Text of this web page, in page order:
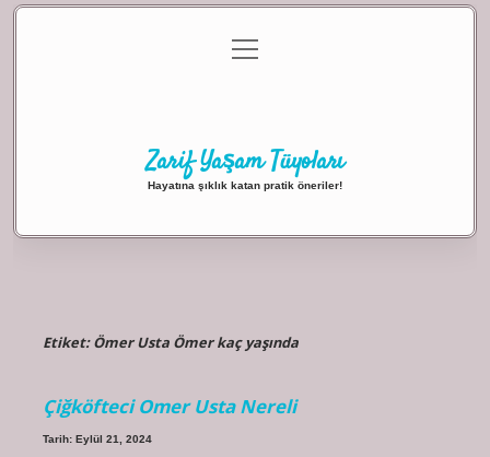
Gizlilik Politikası
menüyü
aç
Zarif Yaşam Tüyoları
Hayatına şıklık katan pratik öneriler!
Etiket:Ömer Usta Ömer kaç yaşında
Çiğköfteci Omer Usta Nereli
Tarih: Eylül 21, 2024